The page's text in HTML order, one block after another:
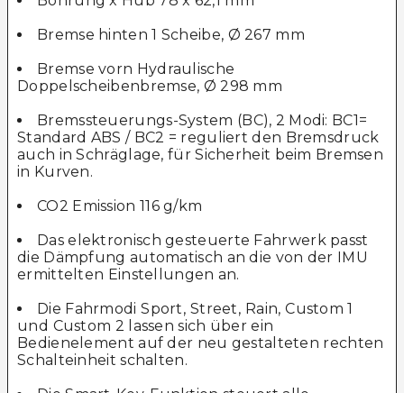
Bremse hinten 1 Scheibe, Ø 267 mm
Bremse vorn Hydraulische
Doppelscheibenbremse, Ø 298 mm
Bremssteuerungs-System (BC), 2 Modi: BC1=
Standard ABS / BC2 = reguliert den Bremsdruck
auch in Schräglage, für Sicherheit beim Bremsen
in Kurven.
CO2 Emission 116 g/km
Das elektronisch gesteuerte Fahrwerk passt
die Dämpfung automatisch an die von der IMU
ermittelten Einstellungen an.
Die Fahrmodi Sport, Street, Rain, Custom 1
und Custom 2 lassen sich über ein
Bedienelement auf der neu gestalteten rechten
Schalteinheit schalten.